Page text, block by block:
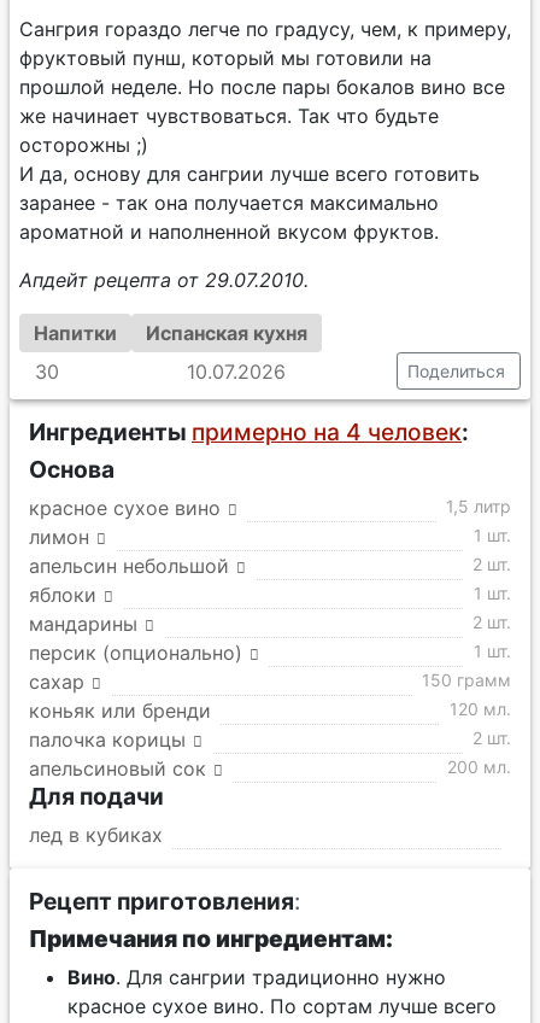
Сангрия гораздо легче по градусу, чем, к примеру,
фруктовый пунш, который мы готовили на
прошлой неделе. Но после пары бокалов вино все
же начинает чувствоваться. Так что будьте
осторожны ;)
И да, основу для сангрии лучше всего готовить
заранее - так она получается максимально
ароматной и наполненной вкусом фруктов.
Апдейт рецепта от 29.07.2010.
Напитки
Испанская кухня
30
10.07.2026 Поделиться
Ингредиенты примерно на 4 человек:
Основа
красное сухое вино 1,5 литр
лимон 1 шт.
апельсин небольшой 2 шт.
яблоки 1 шт.
мандарины 2 шт.
персик (опционально) 1 шт.
сахар 150 грамм
коньяк или бренди 120 мл.
палочка корицы 2 шт.
апельсиновый сок 200 мл.
Для подачи
лед в кубиках
Рецепт приготовления:
Примечания по ингредиентам:
Вино. Для сангрии традиционно нужно
красное сухое вино. По сортам лучше всего